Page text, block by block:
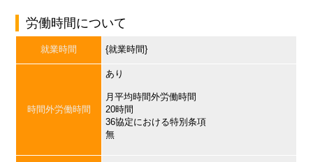
労働時間について
就業時間 {就業時間}
時間外労働時間
あり
月平均時間外労働時間
20時間
36協定における特別条項
無